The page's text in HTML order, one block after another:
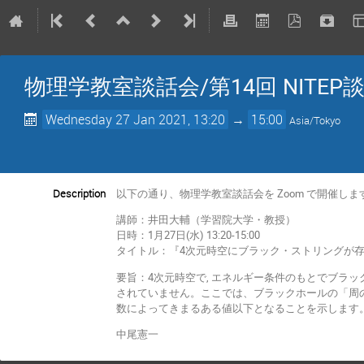
物理学教室談話会/第14回 NITEP
Wednesday 27 Jan 2021, 13:20 → 15:00 Asia/Tokyo
Description
以下の通り、物理学教室談話会を Zoom で開催し
講師：井田大輔（学習院大学・教授）
日時：1月27日(水) 13:20-15:00
タイトル：『4次元時空にブラック・ストリングが
要旨：4次元時空で, エネルギー条件のもとでブラ
されていません。ここでは、ブラックホールの「
数によってきまるある値以下となることを示します
中尾憲一